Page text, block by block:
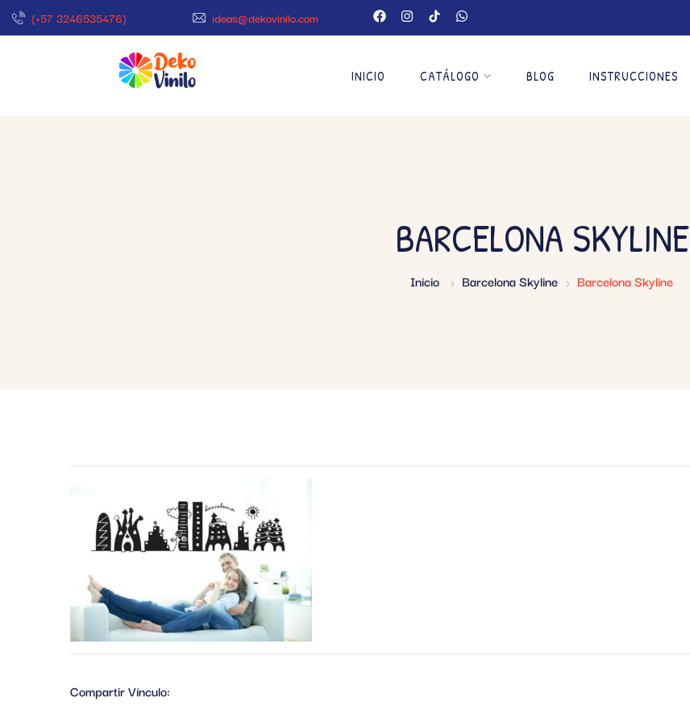
(+57 3246535476) ideas@dekovinilo.com
INICIO CATÁLOGO BLOG INSTRUCCIONES
BARCELONA SKYLINE
Inicio Barcelona Skyline Barcelona Skyline
Compartir Vínculo: